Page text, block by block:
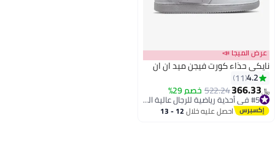
الميجا 📣
حذاء كورت فيجن ميد ان ان
4.2
11
522.24خصم 29%
#5 في أحذية رياضية للرجال عالية الجودة
#5 في أحذية رياضية للرجال عالية الجودة احصل عليه خلال 12 - 13